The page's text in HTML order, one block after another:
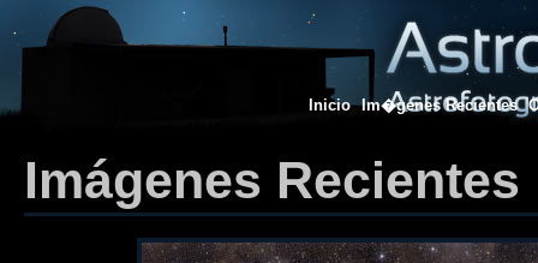
Inicio Im�genes Recientes
Imágenes Recientes